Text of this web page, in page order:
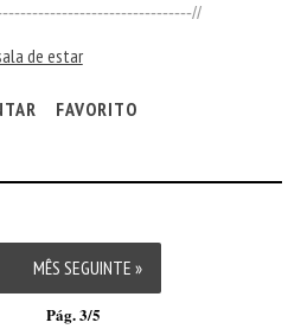
de estar
FAVORITO
MÊS SEGUINTE »
Pág. 3/5